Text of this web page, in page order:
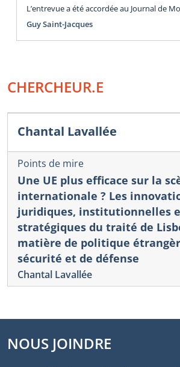
L’entrevue a été accordée au Journal de
Guy Saint-Jacques
CHERCHEUR.E
Chantal Lavallée
Points de mire
Une UE plus efficace sur la
internationale ? Les
juridiques, institutionnelles
stratégiques du traité de
matière de politique
sécurité et de défense
Chantal Lavallée
NOUS JOINDRE